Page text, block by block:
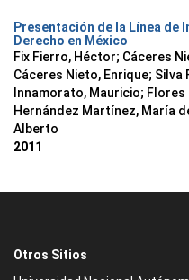
Presentación de la Línea de
Derecho en México
Fix Fierro, Héctor; Cáceres
Cáceres Nieto, Enrique; Silva
Innamorato, Mauricio; Flores
Hernández Martínez, María
Alberto
2011
Otros Sitios